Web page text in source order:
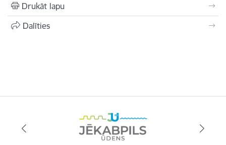
Drukāt lapu
Dalīties